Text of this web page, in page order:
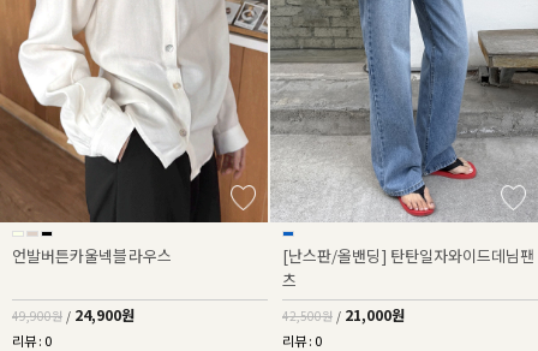
언발버튼카울넥블라우스
49,900원 / 24,900원
리뷰 : 0
[난스판/올밴딩] 탄탄일자와이드데님팬
츠
42,500원 / 21,000원
리뷰 : 0